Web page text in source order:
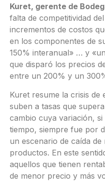
Kuret, gerente de
falta de competitividad
incrementos de costos
en los componentes de
150% interanual» … y
que disparó los precios
entre un 200% y un
Kuret resume la crisis de
suben a tasas que
cambio cuya variación,
tiempo, siempre fue por
un escenario de caída de
productos. En este
aquellos que tienen
de menor precio y más